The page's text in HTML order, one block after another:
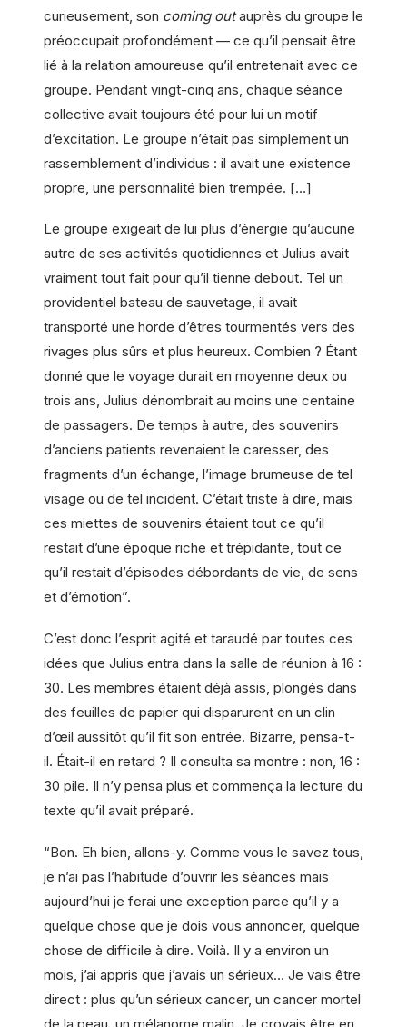
curieusement, son coming outauprès du groupe le
préoccupait profondément — ce qu’il pensait être
lié à la relation amoureuse qu’il entretenait avec ce
groupe. Pendant vingt-cinq ans, chaque séance
collective avait toujours été pour lui un motif
d’excitation. Le groupe n’était pas simplement un
rassemblement d’individus : il avait une existence
propre, une personnalité bien trempée. […]
Le groupe exigeait de lui plus d’énergie qu’aucune
autre de ses activités quotidiennes et Julius avait
vraiment tout fait pour qu’il tienne debout. Tel un
providentiel bateau de sauvetage, il avait
transporté une horde d’êtres tourmentés vers des
rivages plus sûrs et plus heureux. Combien ? Étant
donné que le voyage durait en moyenne deux ou
trois ans, Julius dénombrait au moins une centaine
de passagers. De temps à autre, des souvenirs
d’anciens patients revenaient le caresser, des
fragments d’un échange, l’image brumeuse de tel
visage ou de tel incident. C’était triste à dire, mais
ces miettes de souvenirs étaient tout ce qu’il
restait d’une époque riche et trépidante, tout ce
qu’il restait d’épisodes débordants de vie, de sens
et d’émotion”.
C’est donc l’esprit agité et taraudé par toutes ces
idées que Julius entra dans la salle de réunion à 16 :
30. Les membres étaient déjà assis, plongés dans
des feuilles de papier qui disparurent en un clin
d’œil aussitôt qu’il fit son entrée. Bizarre, pensa-t-
il. Était-il en retard ? Il consulta sa montre : non, 16 :
30 pile. Il n’y pensa plus et commença la lecture du
texte qu’il avait préparé.
“Bon. Eh bien, allons-y. Comme vous le savez tous,
je n’ai pas l’habitude d’ouvrir les séances mais
aujourd’hui je ferai une exception parce qu’il y a
quelque chose que je dois vous annoncer, quelque
chose de difficile à dire. Voilà. Il y a environ un
mois, j’ai appris que j’avais un sérieux… Je vais être
direct : plus qu’un sérieux cancer, un cancer mortel